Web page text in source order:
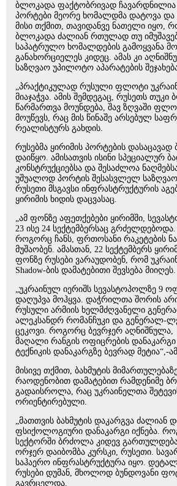
ბლოკადა ფაქტობრივად ჩავარდნილია
პორტები მეორე ხომალდმა დატოვა და
მისი თქმით, თავიდანვე ნათელი იყო,
ბლოკადა ძალიან რთულად თუ
საპატრულო ხომალდების გამოყვანა
განახორციელეს კიდეც. ამას კი
საზღვაო უპილოტო აპარატების
„პრაქტიკულად რუსული ფლოტი
მიაჯაჭვა. ამის შემდეგაც, რუსეთს თუკი
წარმართვა მოუნდება, შავ ზღვაში
მოუწევს, რაც მის წინაშე არსებულ
რეალისტურს გახდის.
რუსებმა ყირიმის პორტების დასაცავად
დაიწყო. ამისათვის ისინი სპეციალურ
კონსტრუქციებსა და შესაძლოა
უშუალოდ პორტის შესასვლელ საზღვაო
რუსეთი მსგავსი ინფრასტრუქტურის
ყირიმის ხიდის დაცვასაც.
„ამ ფონზე აფეთქებები ყირიმში,
23 ისე 24 სექტემბერსაც
როგორც ჩანს, ფრთოსანი რაკეტების
მუშაობენ. ამასთან, 22 სექტემბერს
ფონზე რუსები ვარაუდობენ, რომ
Shadow-ბის დამატებითი შევსება მიიღეს.
„უკრაინულ იერიშს სევასტოპოლზე 9
დაღუპვა მოჰყვა. დაჭრილთა შორის
რუსული არმიის ხელმძღვანელი
ალეკსანდრ რომანჩუკი და გენერალ-
ცეკოვი. როგორც ბევრჯერ
მაღალი რანგის ოფიცრების დანაკარგი
ტექნიკის დანაკარგზე ბევრად მეტია“,-
მისივე თქმით, ბახმუტის
რაოდენობით დამატებით რამდენიმე
გადაისროლა, რაც უკრაინელთა
ორიენტირებული.
„მათთვის ბახმუტის დაკარგვა ძალიან
ფსიქოლოგიური დანაკარგი იქნება.
სექტორში ბრძოლა კიდევ
ორჯერ დაიბომბა კურსკი, რუსეთი.
საჰაერო ინფრასტრუქტურა იყო.
რუსები დუმან, მხოლოდ ბუნდოვანი
გავრცელდა.